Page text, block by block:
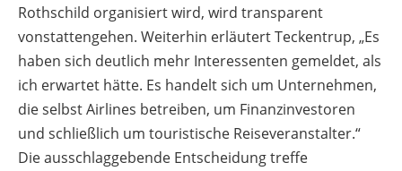
Rothschild organisiert wird, wird transparent
vonstattengehen. Weiterhin erläutert Teckentrup, „Es
haben sich deutlich mehr Interessenten gemeldet, als
ich erwartet hätte. Es handelt sich um Unternehmen,
die selbst Airlines betreiben, um Finanzinvestoren
und schließlich um touristische Reiseveranstalter.“
Die ausschlaggebende Entscheidung treffe